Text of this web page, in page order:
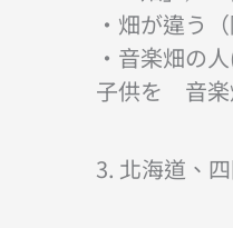
・畑が違う
・音楽畑の
子供を 音楽
3. 北海道、